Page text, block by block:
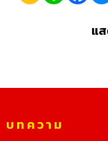
แ
บทความ